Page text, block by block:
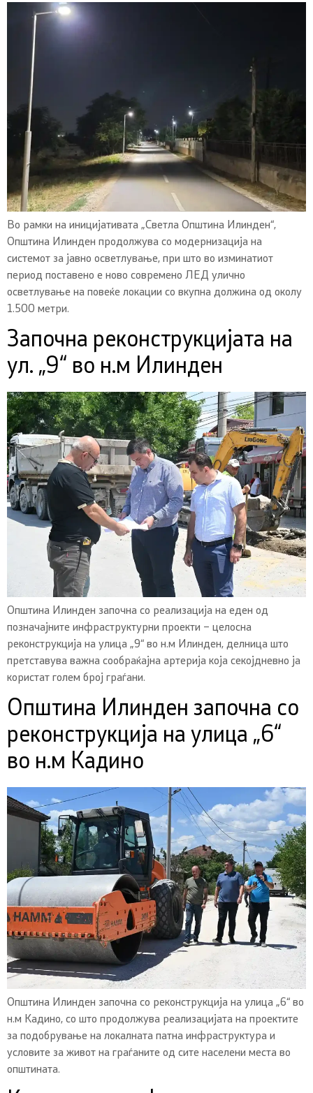
Во рамки на иницијативата „Светла Општина Илинден“,
Општина Илинден продолжува со модернизација на
системот за јавно осветлување, при што во изминатиот
период поставено е ново современо ЛЕД улично
осветлување на повеќе локации со вкупна должина од околу
1.500 метри.
Започна реконструкцијата на
ул. „9“ во н.м Илинден
Општина Илинден започна со реализација на еден од
позначајните инфраструктурни проекти – целосна
реконструкција на улица „9“ во н.м Илинден, делница што
претставува важна сообраќајна артерија која секојдневно ја
користат голем број граѓани.
Општина Илинден започна со
реконструкција на улица „6“
во н.м Кадино
Општина Илинден започна со реконструкција на улица „6“ во
н.м Кадино, со што продолжува реализацијата на проектите
за подобрување на локалната патна инфраструктура и
условите за живот на граѓаните од сите населени места во
општината.